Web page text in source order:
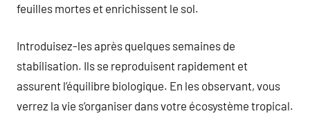
feuilles mortes et enrichissent le sol.
Introduisez-les après quelques semaines de
stabilisation. Ils se reproduisent rapidement et
assurent l’équilibre biologique. En les observant, vous
verrez la vie s’organiser dans votre écosystème tropical.